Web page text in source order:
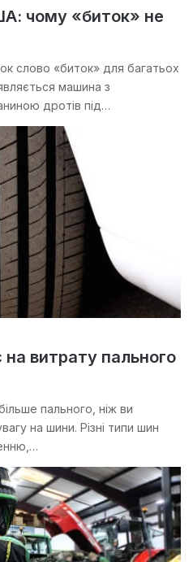
чому «биток» не
слово «биток» для багатьох
машина з
дротів під…
витрату пального
пального, ніж ви
на шини. Різні типи шин